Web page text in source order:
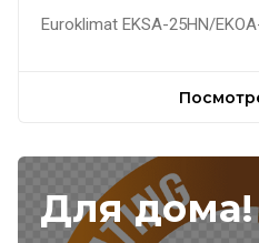
Euroklimat EKSA-25HN/
Для дома!